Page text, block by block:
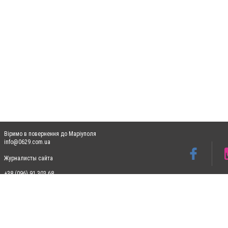
Віримо в повернення до Маріуполя
info@0629.com.ua
Журналисты сайта
+38 (096) 91 303 68